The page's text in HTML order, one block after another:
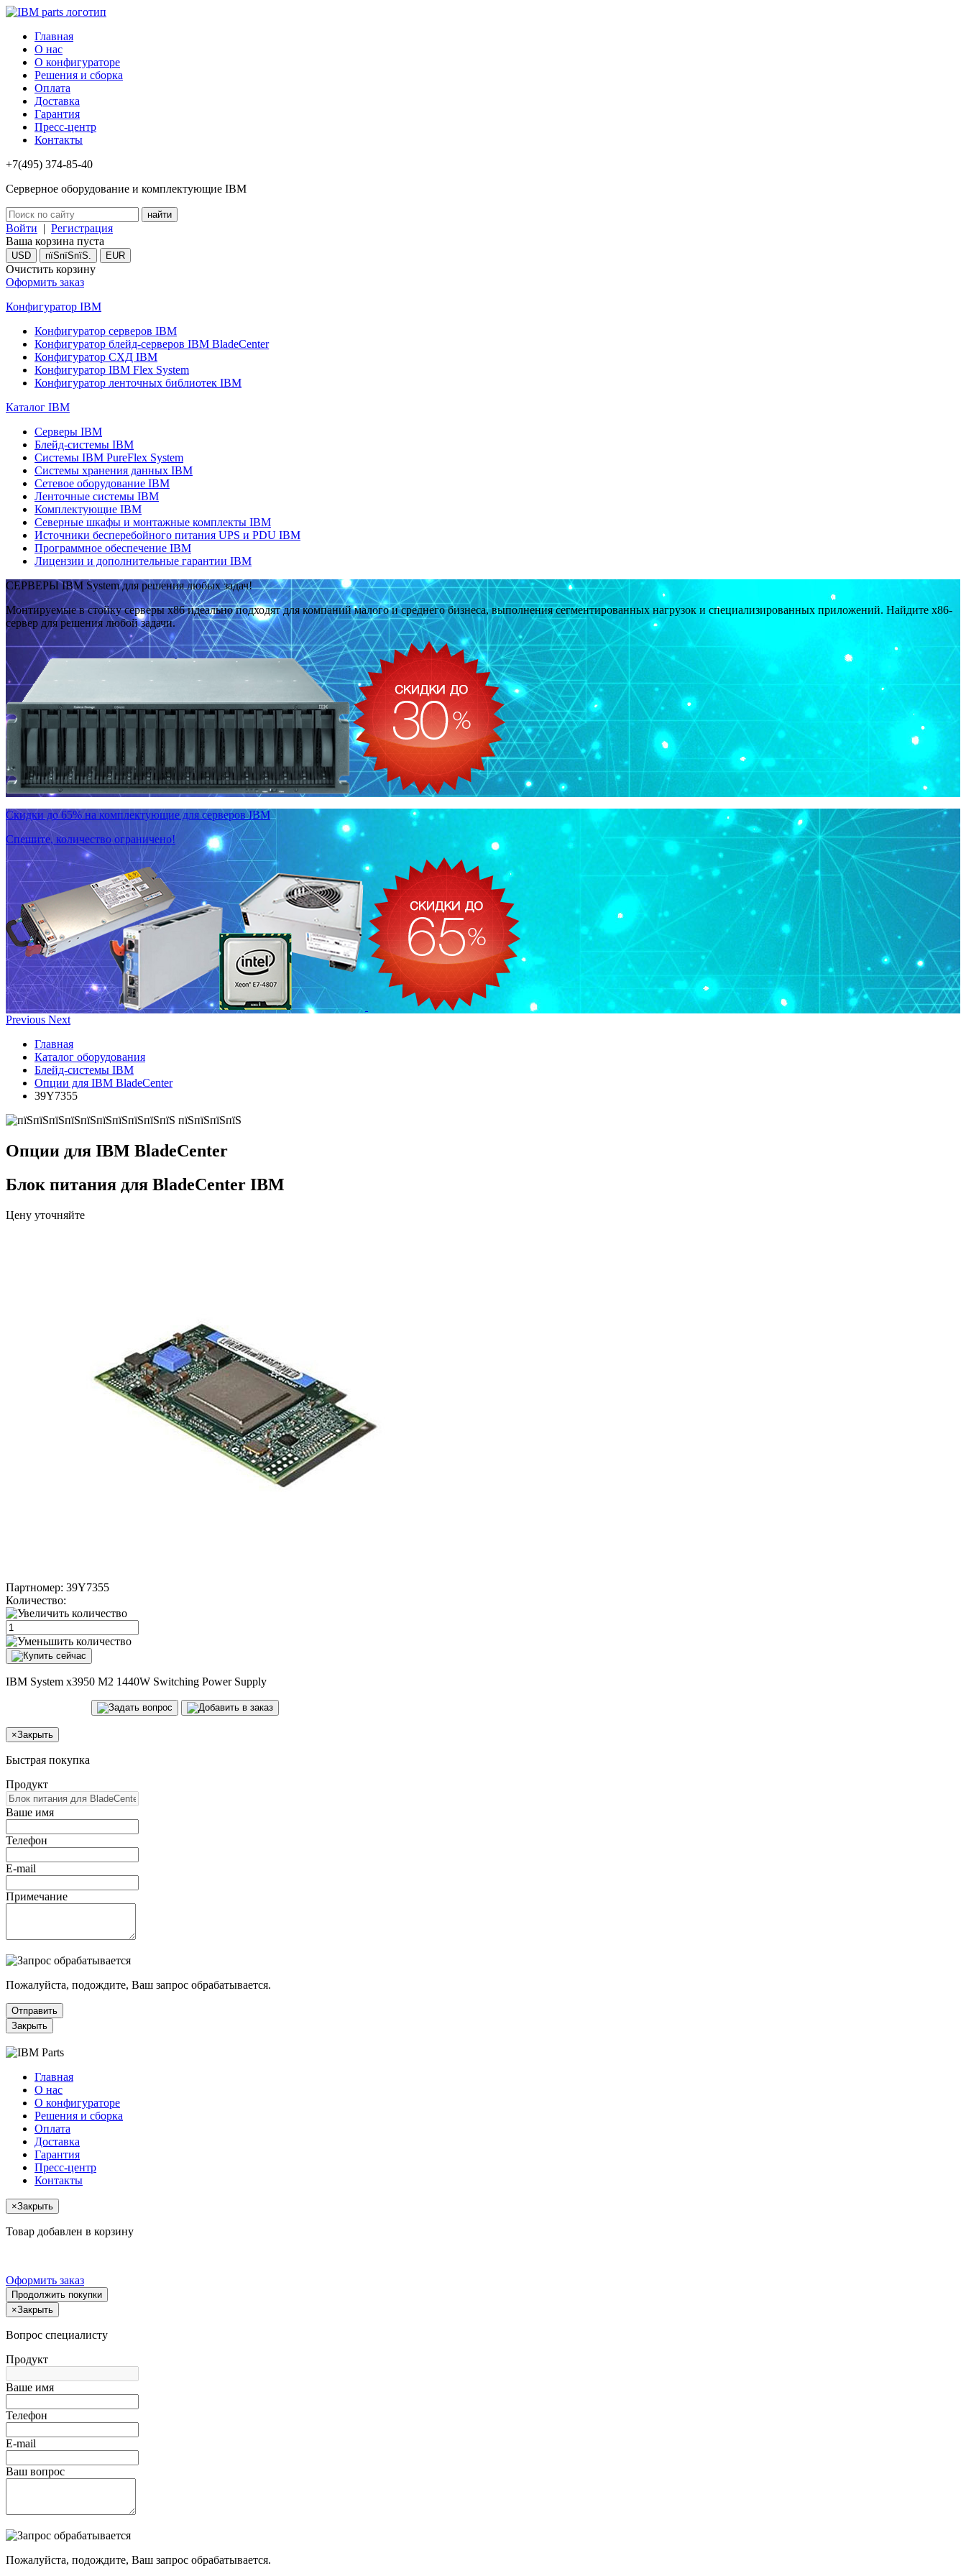
Главная
О нас
О конфигураторе
Решения и сборка
Оплата
Доставка
Гарантия
Пресс-центр
Контакты
+7(495) 374-85-40
Серверное оборудование и комплектующие IBM
Войти | Регистрация
Ваша корзина пуста
USD пїЅпїЅпїЅ. EUR
Очистить корзину
Оформить заказ
Конфигуратор IBM
Конфигуратор серверов IBM
Конфигуратор блейд-серверов IBM BladeCenter
Конфигуратор СХД IBM
Конфигуратор IBM Flex System
Конфигуратор ленточных библиотек IBM
Каталог IBM
Серверы IBM
Блейд-системы IBM
Системы IBM PureFlex System
Системы хранения данных IBM
Сетевое оборудование IBM
Ленточные системы IBM
Комплектующие IBM
Северные шкафы и монтажные комплекты IBM
Источники бесперебойного питания UPS и PDU IBM
Программное обеспечение IBM
Лицензии и дополнительные гарантии IBM
СЕРВЕРЫ IBM System для решения любых задач!
Монтируемые в стойку серверы x86 идеально подходят для компаний малого и среднего бизнеса, выполнения сегментированных нагрузок и специализированных приложений. Найдите x86-
сервер для решения любой задачи.
Скидки до 65% на комплектующие для серверов IBM
Спешите, количество ограничено!
Previous Next
Главная
Каталог оборудования
Блейд-системы IBM
Опции для IBM BladeCenter
39Y7355
Опции для IBM BladeCenter
Блок питания для BladeCenter IBM
Цену уточняйте
Партномер: 39Y7355
Количество:
IBM System x3950 M2 1440W Switching Power Supply
×Закрыть
Быстрая покупка
Продукт
Ваше имя
Телефон
E-mail
Примечание
Пожалуйста, подождите, Ваш запрос обрабатывается.
Отправить
Закрыть
Главная
О нас
О конфигураторе
Решения и сборка
Оплата
Доставка
Гарантия
Пресс-центр
Контакты
×Закрыть
Товар добавлен в корзину
Оформить заказ
Продолжить покупки
×Закрыть
Вопрос специалисту
Продукт
Ваше имя
Телефон
E-mail
Ваш вопрос
Пожалуйста, подождите, Ваш запрос обрабатывается.